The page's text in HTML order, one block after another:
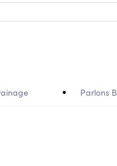
Parlons